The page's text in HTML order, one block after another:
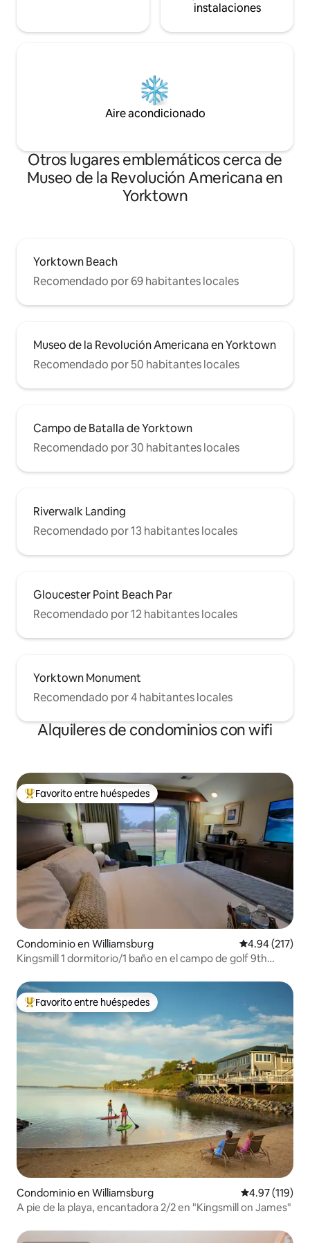
instalaciones
Aire acondicionado
Otros lugares emblemáticos cerca de
Museo de la Revolución Americana en
Yorktown
Yorktown Beach
Recomendado por 69 habitantes locales
Museo de la Revolución Americana en Yorktown
Recomendado por 50 habitantes locales
Campo de Batalla de Yorktown
Recomendado por 30 habitantes locales
Riverwalk Landing
Recomendado por 13 habitantes locales
Gloucester Point Beach Par
Recomendado por 12 habitantes locales
Yorktown Monument
Recomendado por 4 habitantes locales
Alquileres de condominios con wifi
De los mejores en Favorito entre huéspedes
Favorito entre huéspedes
Condominio en Williamsburg Calificación
4.94 (217)
Kingsmill 1 dormitorio/1 baño en el campo de golf 9th
De los mejores en Favorito entre huéspedes
Favorito entre huéspedes
Condominio en Williamsburg Calificación
4.97 (119)
A pie de la playa, encantadora 2/2 en "Kingsmill on James"